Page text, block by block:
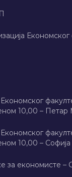
Економског
Економског
10,00 –
Економског
10,00 –
за економисте –